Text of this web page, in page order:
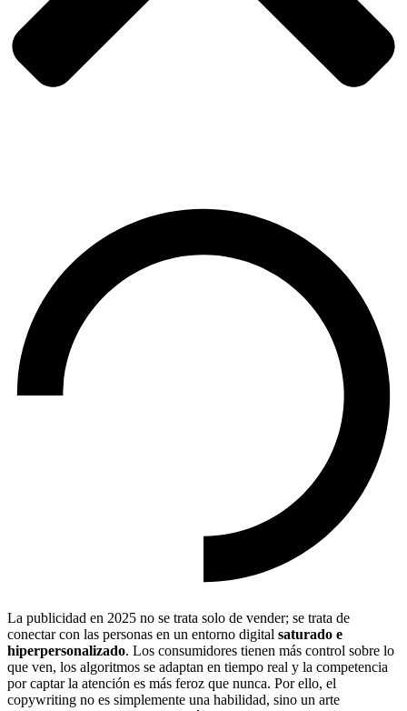
La publicidad en 2025 no se trata solo de vender; se trata de
conectar con las personas en un entorno digital saturado e
hiperpersonalizado. Los consumidores tienen más control sobre lo
que ven, los algoritmos se adaptan en tiempo real y la competencia
por captar la atención es más feroz que nunca. Por ello, el
copywriting no es simplemente una habilidad, sino un arte